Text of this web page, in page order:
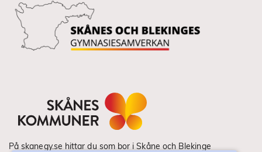
På skanegy.se hittar du som bor i Skåne och Blekinge